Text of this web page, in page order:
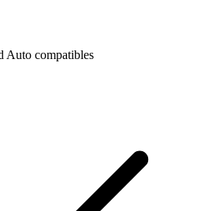
Auto compatibles